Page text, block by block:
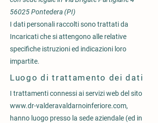
56025 Pontedera (PI)
I dati personali raccolti sono trattati da
Incaricati che si attengono alle relative
specifiche istruzioni ed indicazioni loro
impartite.
Luogo di trattamento dei dati
I trattamenti connessi ai servizi web del sito
www.dr-valderavaldarnoinferiore.com,
hanno luogo presso la sede aziendale (ed in